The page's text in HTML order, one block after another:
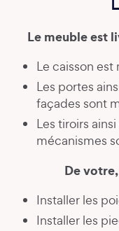
Le meuble est
Le caisson est
Les portes
façades sont
Les tiroirs
mécanismes
De
Installer les
Installer les